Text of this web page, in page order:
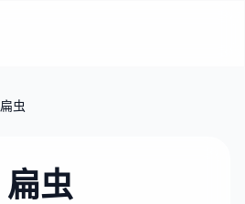
扁虫
扁虫